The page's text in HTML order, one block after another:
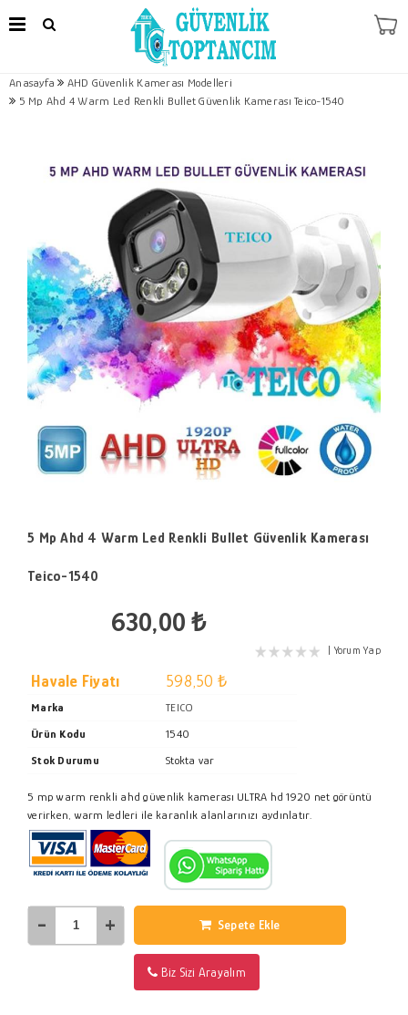
Anasayfa
AHD Güvenlik Kamerası Modelleri
5 Mp Ahd 4 Warm Led Renkli Bullet Güvenlik Kamerası Teico-1540
5 Mp Ahd 4 Warm Led Renkli Bullet Güvenlik Kamerası
Teico-1540
630,00 ₺
Yorum Yap
Havale Fiyatı 598,50 ₺
Marka
TEICO
Ürün Kodu
1540
Stok Durumu
Stokta var
5 mp warm renkli ahd güvenlik kamerası ULTRA hd 1920 net görüntü
verirken, warm ledleri ile karanlık alanlarınızı aydınlatır.
- + Sepete Ekle
Biz Sizi Arayalım